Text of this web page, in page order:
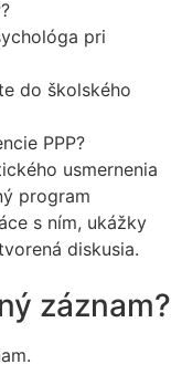
pri
do školského
PPP?
usmernenia
program
s ním, ukážky
diskusia.
záznam?